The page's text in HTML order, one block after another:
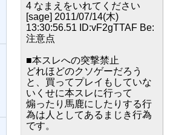
4 なまえをいれてください
[sage] 2011/07/14(木)
13:30:56.51 ID:vF2gTTAF Be:
注意点
■本スレへの突撃禁止
どれほどのクソゲーだろう
と、買ってプレイもしていな
いくせに本スレに行って
煽ったり馬鹿にしたりする行
為は人としてあるまじき行為
です。